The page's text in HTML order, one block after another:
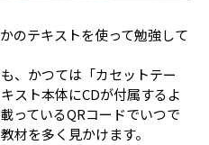
のテキストを使って勉強して
、かつては「カセットテー
スト本体にCDが付属するよ
っているQRコードでいつで
材を多く見かけます。